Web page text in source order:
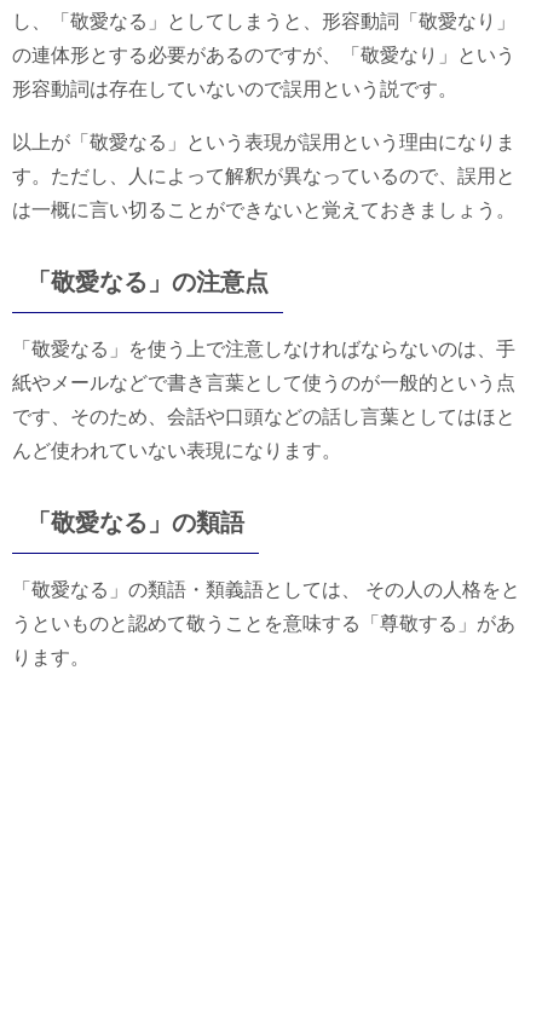
し、「敬愛なる」としてしまうと、形容動詞「敬愛なり」
の連体形とする必要があるのですが、「敬愛なり」という
形容動詞は存在していないので誤用という説です。
以上が「敬愛なる」という表現が誤用という理由になりま
す。ただし、人によって解釈が異なっているので、誤用と
は一概に言い切ることができないと覚えておきましょう。
「敬愛なる」の注意点
「敬愛なる」を使う上で注意しなければならないのは、手
紙やメールなどで書き言葉として使うのが一般的という点
です、そのため、会話や口頭などの話し言葉としてはほと
んど使われていない表現になります。
「敬愛なる」の類語
「敬愛なる」の類語・類義語としては、 その人の人格をと
うといものと認めて敬うことを意味する「尊敬する」があ
ります。